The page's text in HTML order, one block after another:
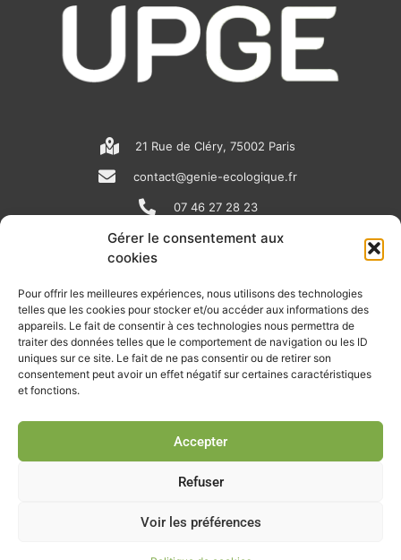
Gérer le consentement aux
cookies
Pour offrir les meilleures expériences, nous utilisons des technologies
telles que les cookies pour stocker et/ou accéder aux informations des
appareils. Le fait de consentir à ces technologies nous permettra de
traiter des données telles que le comportement de navigation ou les ID
uniques sur ce site. Le fait de ne pas consentir ou de retirer son
consentement peut avoir un effet négatif sur certaines caractéristiques
et fonctions.
Accepter
Refuser
Voir les préférences
21 Rue de Cléry, 75002 Paris
contact@genie-ecologique.fr
07 46 27 28 23
N
e
w
s
p
p
e
i
n
k
e
i
n
o
u
t
u
e
RECEVOIR L'ACTU DE LA FILIÈRE
Retrouvez tous les mois les articles terrain de nos adhérents, les
rendez-vous importants de la filière, nos offres de stages et
Je m'abonne à la lettre d'info